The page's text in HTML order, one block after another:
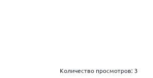
Количество просмотров: 3